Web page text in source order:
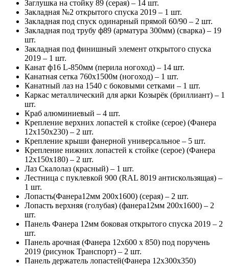
Заглушка на стойку 89 (серая) – 14 шт.
Закладная №2 открытого спуска 2019 – 1 шт.
Закладная под спуск одинарный прямой 60/90 – 2 шт.
Закладная под трубу ф89 (арматура 300мм) (сварка) – 19
шт.
Закладная под финишный элемент открытого спуска
2019 – 1 шт.
Канат ф16 L-850мм (перила ногоход) – 14 шт.
Канатная сетка 760х1500м (ногоход) – 1 шт.
Канатный лаз на 1540 с боковыми сетками – 1 шт.
Каркас металлический для арки Козырёк (бриллиант) – 1
шт.
Краб алюминиевый – 4 шт.
Крепление верхних лопастей к стойке (серое) (Фанера
12х150х230) – 2 шт.
Крепление крыши фанерной универсальное – 5 шт.
Крепление нижних лопастей к стойке (серое) (Фанера
12х150х180) – 2 шт.
Лаз Скалолаз (красный) – 1 шт.
Лестница с пуклевкой 900 (RAL 8019 антискользящая) –
1 шт.
Лопасть(Фанера12мм 200х1600) (серая) – 2 шт.
Лопасть верхняя (голубая) (фанера12мм 200х1600) – 2
шт.
Панель Фанера 12мм боковая открытого спуска 2019 – 2
шт.
Панель арочная (Фанера 12х600 х 850) под поручень
2019 (рисунок Транспорт) – 2 шт.
Панель держатель лопастей(Фанера 12х300х350)